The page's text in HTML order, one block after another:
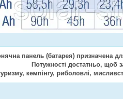
панель (батарея) призначена
Потужності достатньо, щоб
кемпінгу, риболовлі,